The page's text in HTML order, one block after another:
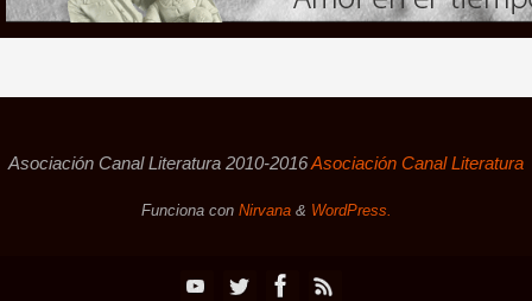
Asociación Canal Literatura 2010-2016Asociación Canal Literatura
Funciona con Nirvana& WordPress.